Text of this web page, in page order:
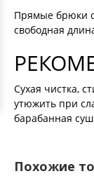
Прямые брюки
свободная
Сухая чистка,
утюжить при
барабанная
Похожие